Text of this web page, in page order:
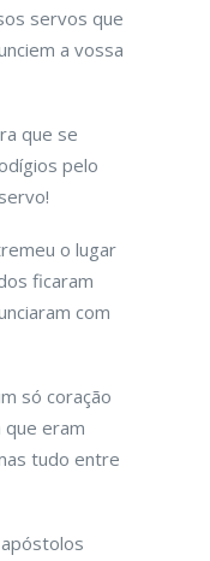
servos que
a vossa
que se
pelo
o lugar
ficaram
com
só coração
que eram
tudo entre